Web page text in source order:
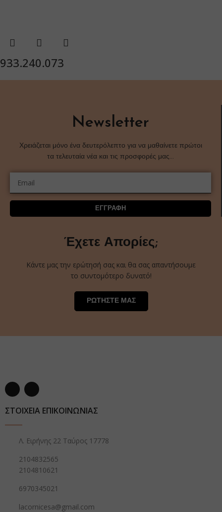
933.240.073
Newsletter
Χρειάζεται μόνο ένα δευτερόλεπτο για να μαθαίνετε πρώτοι
τα τελευταία νέα και τις προσφορές μας…
ΕΓΓΡΑΦΗ
Έχετε Απορίες;
Κάντε μας την ερώτησή σας και θα σας απαντήσουμε
το συντομότερο δυνατό!
ΡΩΤΗΣΤΕ ΜΑΣ
ΣΤΟΙΧΕΙΑ ΕΠΙΚΟΙΝΩΝΙΑΣ
Λ. Ειρήνης 22 Ταύρος 17778
2104832565
2104810621
6970345021
lacornicesa@gmail.com